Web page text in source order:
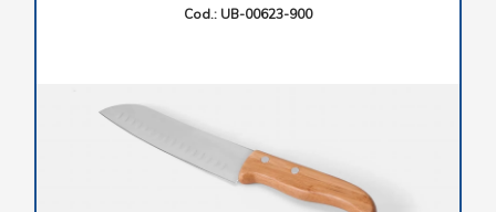
Cod.: UB-00623-900